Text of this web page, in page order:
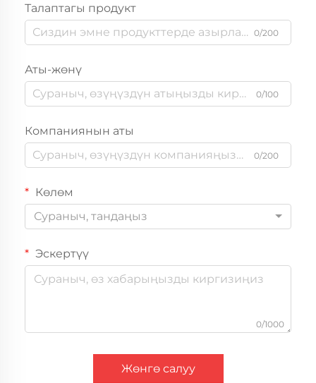
Талаптагы продукт
0/200
Аты-жөнү
0/100
Компаниянын аты
0/200
Көлөм
Сураныч, тандаңыз
Эскертүү
0/1000
Жөнгө салуу